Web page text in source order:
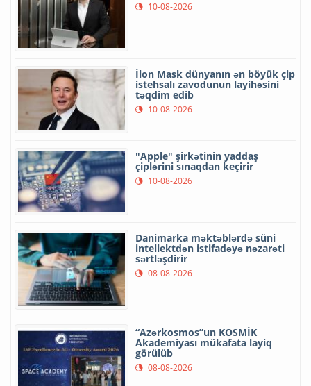
10-08-2026
İlon Mask dünyanın ən böyük çip
istehsalı zavodunun layihəsini
təqdim edib
10-08-2026
"Apple" şirkətinin yaddaş
çiplərini sınaqdan keçirir
10-08-2026
Danimarka məktəblərdə süni
intellektdən istifadəyə nəzarəti
sərtləşdirir
08-08-2026
“Azərkosmos”un KOSMİK
Akademiyası mükafata layiq
görülüb
08-08-2026